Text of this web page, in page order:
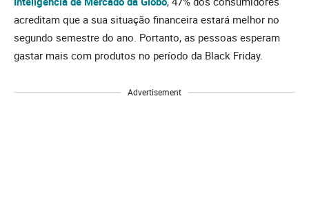
acreditam que a sua situação financeira estará melhor no
segundo semestre do ano. Portanto, as pessoas esperam
gastar mais com produtos no período da Black Friday.
Advertisement